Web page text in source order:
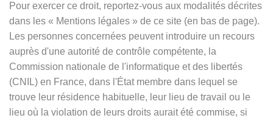
Pour exercer ce droit, reportez-vous aux modalités décrites
dans les « Mentions légales » de ce site (en bas de page).
Les personnes concernées peuvent introduire un recours
auprès d'une autorité de contrôle compétente, la
Commission nationale de l'informatique et des libertés
(CNIL) en France, dans l'État membre dans lequel se
trouve leur résidence habituelle, leur lieu de travail ou le
lieu où la violation de leurs droits aurait été commise, si